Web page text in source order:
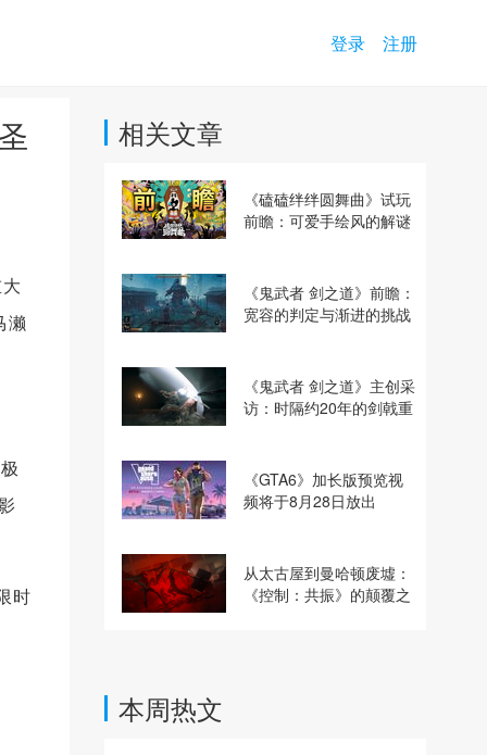
登录 注册
濑
时
相关文章
《磕磕绊绊圆舞曲》试玩
前瞻：可爱手绘风的解谜
《鬼武者 剑之道》前瞻：
宽容的判定与渐进的挑战
《鬼武者 剑之道》主创采
访：时隔约20年的剑戟重
《GTA6》加长版预览视
频将于8月28日放出
从太古屋到曼哈顿废墟：
《控制：共振》的颠覆之
本周热文